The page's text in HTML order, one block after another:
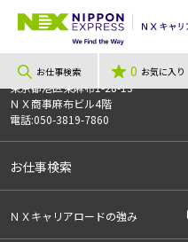
お仕事検索 0 お気に入り
TOP お仕事検索
013111
〒106-0044
東京都港区東麻布1-28-13
ＮＸ商事麻布ビル4階
電話:050-3819-7860
お仕事検索
ＮＸキャリアロードの強み